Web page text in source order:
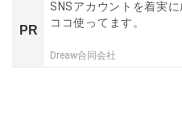
PR
SNSアカウントを着実
ココ使ってます。
Dreaw合同会社